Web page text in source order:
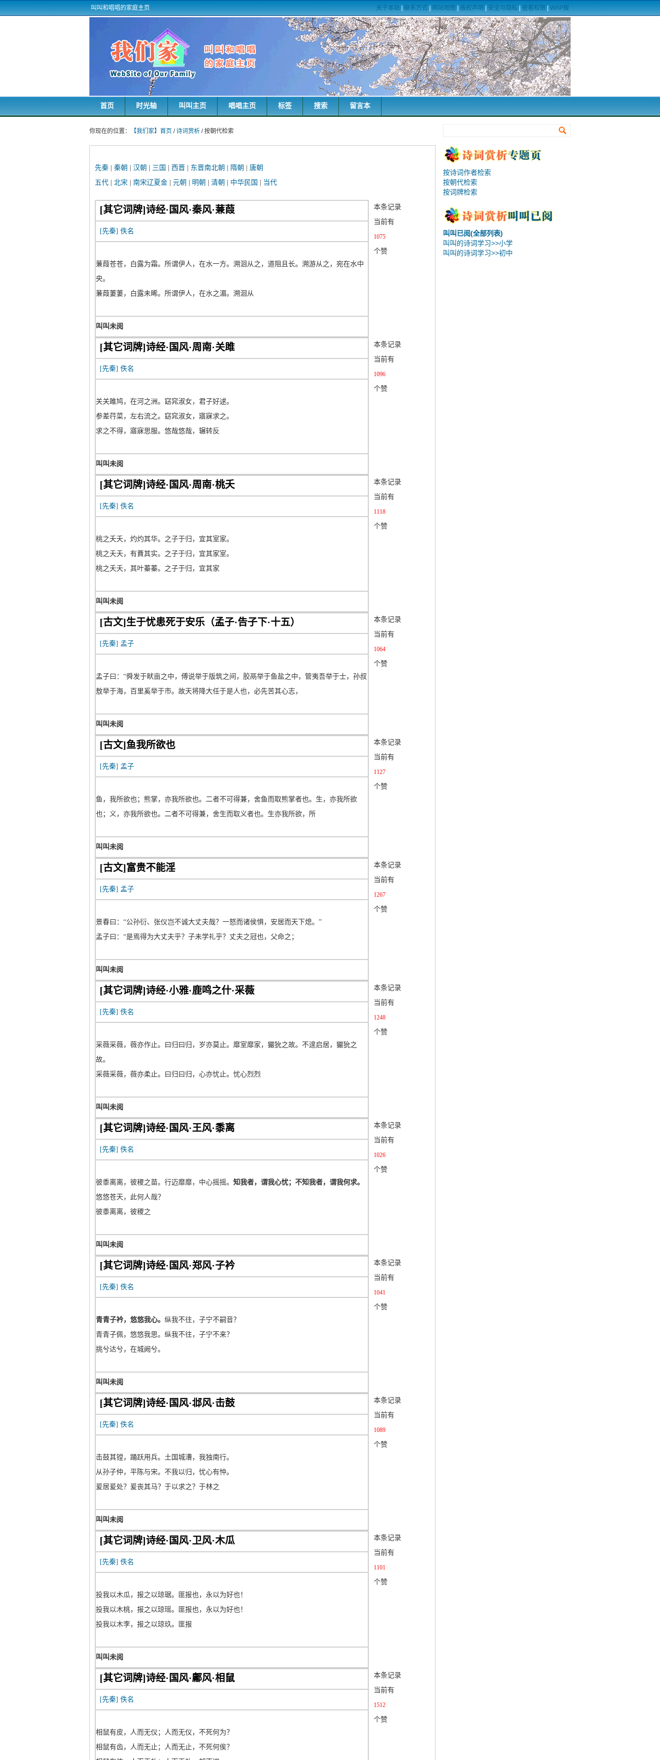
关于本站 联系方式 网站地图 版权声明 安全与隐私 查看权限 WAP版
叫叫和唱唱的家庭主页
首页 时光轴 叫叫主页 唱唱主页 标签 搜索 留言本
你现在的位置： 【我们家】首页 /诗词赏析 / 按朝代检索
先秦 秦朝 汉朝 三国 西晋 东晋南北朝 隋朝
唐朝
五代
北宋 南宋辽夏金 元朝 明朝 清朝 中华民国 当代
[其它词牌]诗经·国风·秦风·蒹葭
[先秦] 佚名
蒹葭苍苍，白露为霜。所谓伊人，在水一方。溯洄从之，道阻且长。溯游从之，宛在水中
央。
蒹葭萋萋，白露未晞。所谓伊人，在水之湄。溯洄从
叫叫未阅
本条记录
当前有
1075
个赞
[其它词牌]诗经·国风·周南·关雎
[先秦] 佚名
关关雎鸠，在河之洲。窈窕淑女，君子好逑。
参差荇菜，左右流之。窈窕淑女，寤寐求之。
求之不得，寤寐思服。悠哉悠哉，辗转反
叫叫未阅
本条记录
当前有
1096
个赞
[其它词牌]诗经·国风·周南·桃夭
[先秦] 佚名
桃之夭夭，灼灼其华。之子于归，宜其室家。
桃之夭夭，有蕡其实。之子于归，宜其家室。
桃之夭夭，其叶蓁蓁。之子于归，宜其家
叫叫未阅
本条记录
当前有
1118
个赞
[古文]生于忧患死于安乐（孟子·告子下·十五）
[先秦] 孟子
孟子曰：“舜发于畎亩之中，傅说举于版筑之间，胶鬲举于鱼盐之中，管夷吾举于士，孙叔
敖举于海，百里奚举于市。故天将降大任于是人也，必先苦其心志，
叫叫未阅
本条记录
当前有
1064
个赞
[古文]鱼我所欲也
[先秦] 孟子
鱼，我所欲也；熊掌，亦我所欲也。二者不可得兼，舍鱼而取熊掌者也。生，亦我所欲
也；义，亦我所欲也。二者不可得兼，舍生而取义者也。生亦我所欲，所
叫叫未阅
本条记录
当前有
1127
个赞
[古文]富贵不能淫
[先秦] 孟子
景春曰：“公孙衍、张仪岂不诚大丈夫哉？一怒而诸侯惧，安居而天下熄。”
孟子曰：“是焉得为大丈夫乎？子未学礼乎？丈夫之冠也，父命之；
叫叫未阅
本条记录
当前有
1267
个赞
[其它词牌]诗经·小雅·鹿鸣之什·采薇
[先秦] 佚名
采薇采薇，薇亦作止。曰归曰归，岁亦莫止。靡室靡家，玁狁之故。不遑启居，玁狁之
故。
采薇采薇，薇亦柔止。曰归曰归，心亦忧止。忧心烈烈
叫叫未阅
本条记录
当前有
1248
个赞
[其它词牌]诗经·国风·王风·黍离
[先秦] 佚名
彼黍离离，彼稷之苗。行迈靡靡，中心摇摇。 知我者，谓我心忧；不知我者，谓我何求。
悠悠苍天，此何人哉？
彼黍离离，彼稷之
叫叫未阅
本条记录
当前有
1026
个赞
[其它词牌]诗经·国风·郑风·子衿
[先秦] 佚名
青青子衿，悠悠我心。 纵我不往，子宁不嗣音？
青青子佩，悠悠我思。纵我不往，子宁不来？
挑兮达兮，在城阙兮。
叫叫未阅
本条记录
当前有
1041
个赞
[其它词牌]诗经·国风·邶风·击鼓
[先秦] 佚名
击鼓其镗，踊跃用兵。土国城漕，我独南行。
从孙子仲，平陈与宋。不我以归，忧心有忡。
爰居爰处？爰丧其马？于以求之？于林之
叫叫未阅
本条记录
当前有
1089
个赞
[其它词牌]诗经·国风·卫风·木瓜
[先秦] 佚名
投我以木瓜，报之以琼琚。匪报也，永以为好也！
投我以木桃，报之以琼瑶。匪报也，永以为好也！
投我以木李，报之以琼玖。匪报
叫叫未阅
本条记录
当前有
1101
个赞
[其它词牌]诗经·国风·鄘风·相鼠
[先秦] 佚名
相鼠有皮，人而无仪；人而无仪，不死何为？
相鼠有齿，人而无止；人而无止，不死何俟？
本条记录
当前有
1512
个赞
按诗词作者检索
按朝代检索
按词牌检索
叫叫已阅(全部列表)
叫叫的诗词学习>>小学
叫叫的诗词学习>>初中